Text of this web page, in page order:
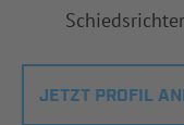
Schiedsrichter
JETZT PROFIL